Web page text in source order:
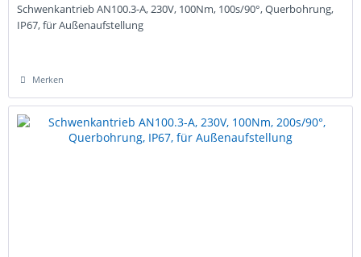
Schwenkantrieb AN100.3-A, 230V, 100Nm, 100s/90°, Querbohrung,
IP67, für Außenaufstellung
Merken